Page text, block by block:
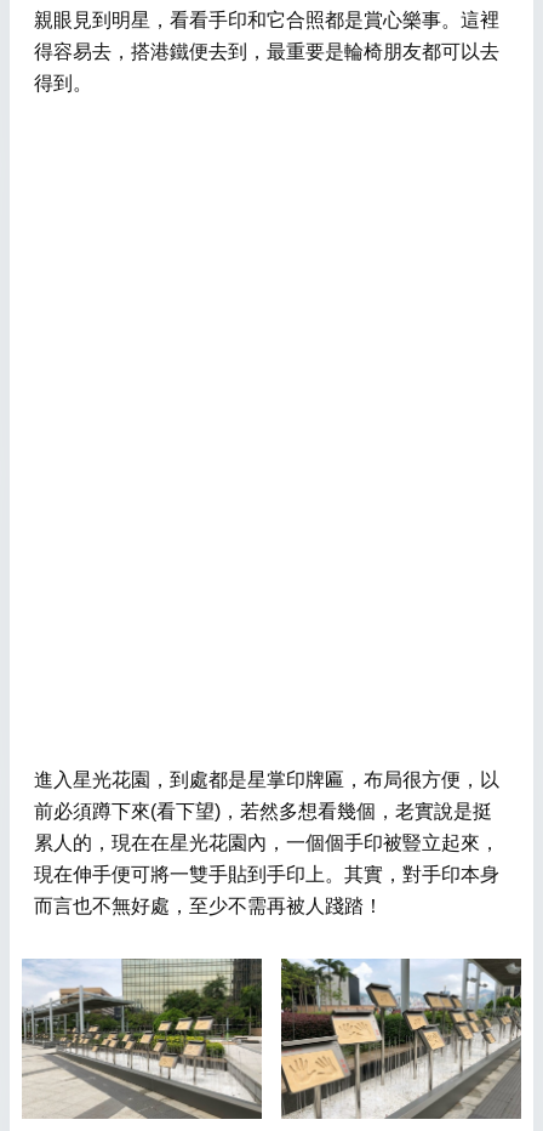
親眼見到明星，看看手印和它合照都是賞心樂事。這裡
得容易去，搭港鐵便去到，最重要是輪椅朋友都可以去
得到。
進入星光花園，到處都是星掌印牌匾，布局很方便，以
前必須蹲下來(看下望)，若然多想看幾個，老實說是挺
累人的，現在在星光花園內，一個個手印被豎立起來，
現在伸手便可將一雙手貼到手印上。其實，對手印本身
而言也不無好處，至少不需再被人踐踏！